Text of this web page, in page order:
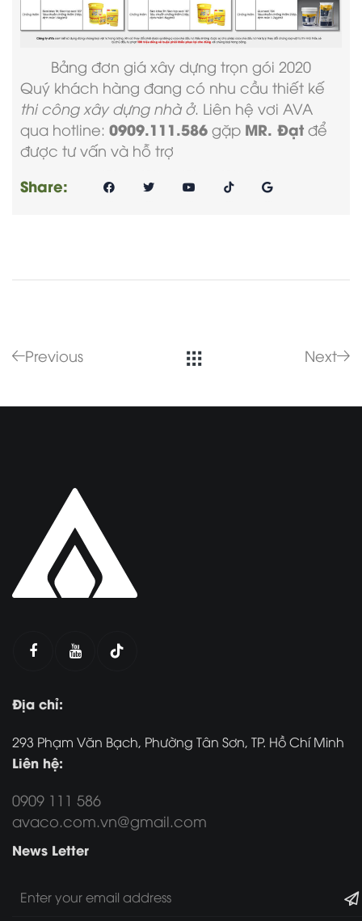
Bảng đơn giá xây dựng trọn gói 2020
Quý khách hàng đang có nhu cầu thiết kế
thi công xây dựng nhà ở. Liên hệ vơi AVA
qua hotline: 0909.111.586 gặp MR. Đạt để
được tư vấn và hỗ trợ
Share:
Previous Next
Địa chỉ:
293 Phạm Văn Bạch, Phường Tân Sơn, TP. Hồ Chí Minh
Liên hệ:
0909 111 586
avaco.com.vn@gmail.com
News Letter